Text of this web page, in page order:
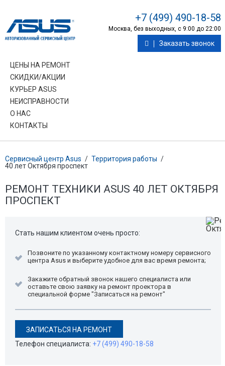
+7 (499) 490-18-58
Москва, без выходных, с 9:00 до 22:00
Заказать звонок
ЦЕНЫ НА РЕМОНТ
СКИДКИ/АКЦИИ
КУРЬЕР ASUS
НЕИСПРАВНОСТИ
О НАС
КОНТАКТЫ
Сервисный центр Asus / Территория работы /
40 лет Октября проспект
РЕМОНТ ТЕХНИКИ ASUS 40 ЛЕТ ОКТЯБРЯ
ПРОСПЕКТ
Стать нашим клиентом очень просто:
Позвоните по указанному контактному номеру сервисного
центра Asus и выберите удобное для вас время ремонта;
Закажите обратный звонок нашего специалиста или
оставьте свою заявку на ремонт проектора в
специальной форме "Записаться на ремонт"
ЗАПИСАТЬСЯ НА РЕМОНТ
Телефон специалиста: +7 (499) 490-18-58